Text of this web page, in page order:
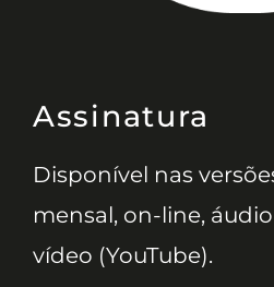
Assinatura
Disponível nas
mensal, on-line,
vídeo (YouTube).